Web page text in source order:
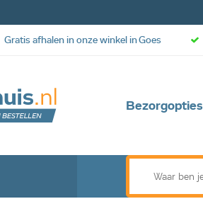
Bezorgopties
Gratis afhalen in onze winkel in Goes